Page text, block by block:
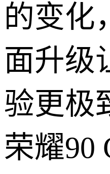
的变化
面升级
验更极
荣耀90